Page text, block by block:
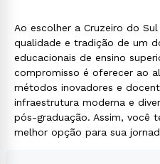
Ao escolher a Cruzeiro do
qualidade e tradição de um
educacionais de ensino
compromisso é oferecer ao
métodos inovadores e
infraestrutura moderna e
pós-graduação. Assim, você
melhor opção para sua
Rápido e fácil
WhatsApp